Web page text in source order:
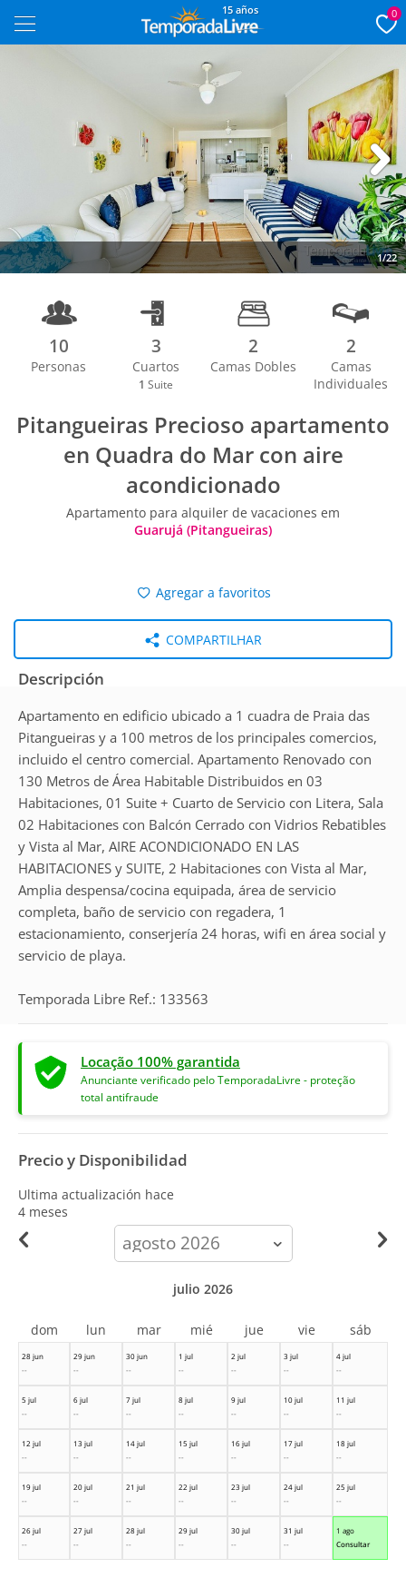
15 años 0
1/22
Next
10
Personas
3
Cuartos
1 Suite
2
Camas Dobles
2
Camas
Individuales
Pitangueiras Precioso apartamento
en Quadra do Mar con aire
acondicionado
Apartamento para alquiler de vacaciones em
Guarujá (Pitangueiras)
Agregar a favoritos
COMPARTILHAR
Descripción
Apartamento en edificio ubicado a 1 cuadra de Praia das
Pitangueiras y a 100 metros de los principales comercios,
incluido el centro comercial. Apartamento Renovado con
130 Metros de Área Habitable Distribuidos en 03
Habitaciones, 01 Suite + Cuarto de Servicio con Litera, Sala
02 Habitaciones con Balcón Cerrado con Vidrios Rebatibles
y Vista al Mar, AIRE ACONDICIONADO EN LAS
HABITACIONES y SUITE, 2 Habitaciones con Vista al Mar,
Amplia despensa/cocina equipada, área de servicio
completa, baño de servicio con regadera, 1
estacionamiento, conserjería 24 horas, wifi en área social y
servicio de playa.
Temporada Libre Ref.: 133563
Locação 100% garantida
Anunciante verificado pelo TemporadaLivre - proteção
total antifraude
Precio y Disponibilidad
Ultima actualización hace
4 meses
calendar-
month
28 jun
--
29 jun
--
30 jun
--
1 jul
--
2 jul
--
3 jul
--
4 jul
--
5 jul
--
6 jul
--
7 jul
--
8 jul
--
9 jul
--
10 jul
--
11 jul
--
12 jul
--
13 jul
--
14 jul
--
15 jul
--
16 jul
--
17 jul
--
18 jul
--
19 jul
--
20 jul
--
21 jul
--
22 jul
--
23 jul
--
24 jul
--
25 jul
--
26 jul
--
27 jul
--
28 jul
--
29 jul
--
30 jul
--
31 jul
--
1 ago
Consultar
julio 2026
dom lun mar mié jue vie sáb